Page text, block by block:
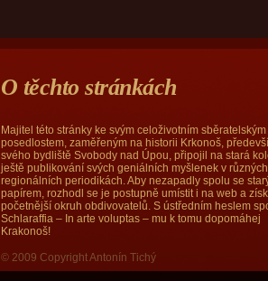
O těchto stránkách
Majitel této stránky ke svým celoživotním sběratelským
posedlostem, zaměřeným na historii Krkonoš,
svého bydliště Svobody nad Úpou, připojil na stará
ještě publikování svých geniálních myšlenek v různých
regionálních periodikách. Aby nezapadly spolu se
papírem, rozhodl se je postupně umístit i na web a
početnější okruh obdivovatelů. S ústředním heslem
Schlaraffia – In arte voluptas – mu k tomu dopomáhej
Krakonoš!
© 2009 Copyright Antonín Tichý